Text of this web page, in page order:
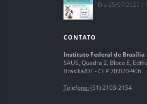
Dia 25/07/2025 |
CONTATO
Instituto Federal de Brasília
SAUS, Quadra 2, Bloco E,
Brasília/DF - CEP 70.070-906
Telefone: (61) 2103-2154